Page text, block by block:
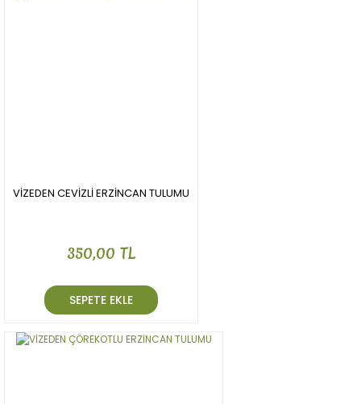
VİZEDEN CEVİZLİ ERZİNCAN TULUMU
350,00 TL
SEPETE EKLE